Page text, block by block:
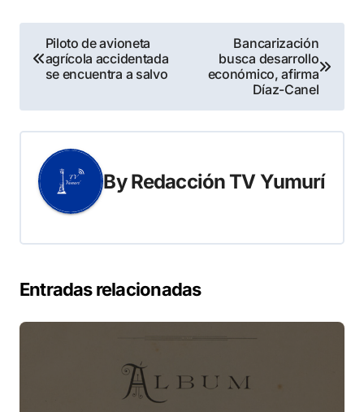
Navegación
de
entradas
Piloto de avioneta
agrícola accidentada
se encuentra a salvo
Bancarización
busca desarrollo
económico, afirma
Díaz-Canel
ByRedacción TV Yumurí
Entradas relacionadas